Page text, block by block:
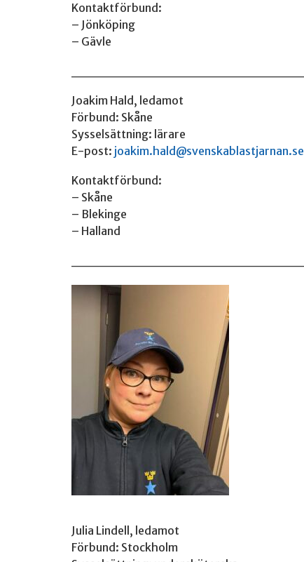
Kontaktförbund:
– Jönköping
– Gävle
Joakim Hald, ledamot
Förbund: Skåne
Sysselsättning: lärare
E-post: joakim.hald@svenskablastjarnan.se
Kontaktförbund:
– Skåne
– Blekinge
– Halland
Julia Lindell, ledamot
Förbund: Stockholm